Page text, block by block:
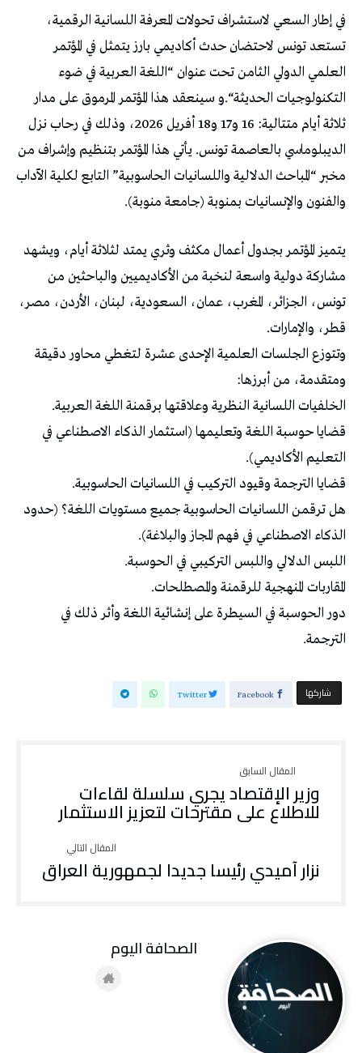
في إطار السعي لاستشراف تحولات المعرفة اللسانية الرقمية،
تستعد تونس لاحتضان حدث أكاديمي بارز يتمثل في المؤتمر
العلمي الدولي الثامن تحت عنوان “اللغة العربية في ضوء
التكنولوجيات الحديثة“.و سينعقد هذا المؤتمر المرموق على مدار
ثلاثة أيام متتالية: 16 و17 و18 أفريل 2026، وذلك في رحاب نزل
الديبلوماسي بالعاصمة تونس. يأتي هذا المؤتمر بتنظيم وإشراف من
مخبر “المباحث الدلالية واللسانيات الحاسوبية” التابع لكلية الآداب
والفنون والإنسانيات بمنوبة (جامعة منوبة).
يتميز المؤتمر بجدول أعمال مكثف وثري يمتد لثلاثة أيام، ويشهد
مشاركة دولية واسعة لنخبة من الأكاديميين والباحثين من
تونس، الجزائر، المغرب، عمان، السعودية، لبنان، الأردن، مصر،
قطر، والإمارات.
وتتوزع الجلسات العلمية الإحدى عشرة لتغطي محاور دقيقة
ومتقدمة، من أبرزها:
الخلفيات اللسانية النظرية وعلاقتها برقمنة اللغة العربية.
قضايا حوسبة اللغة وتعليمها (استثمار الذكاء الاصطناعي في
التعليم الأكاديمي).
قضايا الترجمة وقيود التركيب في اللسانيات الحاسوبية.
هل ترقمن اللسانيات الحاسوبية جميع مستويات اللغة؟ (حدود
الذكاء الاصطناعي في فهم المجاز والبلاغة).
اللبس الدلالي واللبس التركيبي في الحوسبة.
المقاربات المنهجية للرقمنة والمصطلحات.
دور الحوسبة في السيطرة على إنشائية اللغة وأثر ذلك في
الترجمة.
‫‫ شاركها‬ Facebook
Twitter
وزير الإقتصاد يجري سلسلة لقاءات
للاطلاع على مقترحات لتعزيز الاستثمار
نزار آميدي رئيسا جديدا لجمهورية العراق